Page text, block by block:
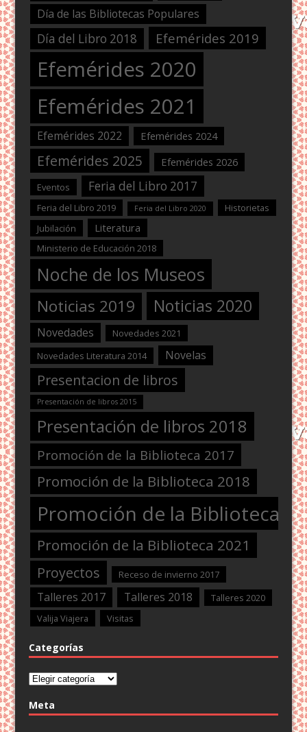
Día de las Bibliotecas Populares
Día del Libro 2018 Efemérides 2019
Efemérides 2020
Efemérides 2021
Efemérides 2022 Efemérides 2024
Efemérides 2025 Efemérides 2026
Eventos Feria del Libro 2017
Feria del Libro 2019 Feria del Libro 2020
Historietas
Jubilación
Literatura
Ministerio de Educación 2018
Noche de los Museos
Noticias 2019 Noticias 2020
Novedades
Novedades 2021
Novedades Literatura 2014
Novelas
Presentacion de libros
Presentación de libros 2015
Presentación de libros 2018
Promoción de la Biblioteca 2017
Promoción de la Biblioteca 2018
Promoción de la Biblioteca
Promoción de la Biblioteca 2021
Proyectos Receso de invierno 2017
Talleres 2017 Talleres 2018
Talleres 2020
Valija Viajera
Visitas
Categorías
Categorías
Meta